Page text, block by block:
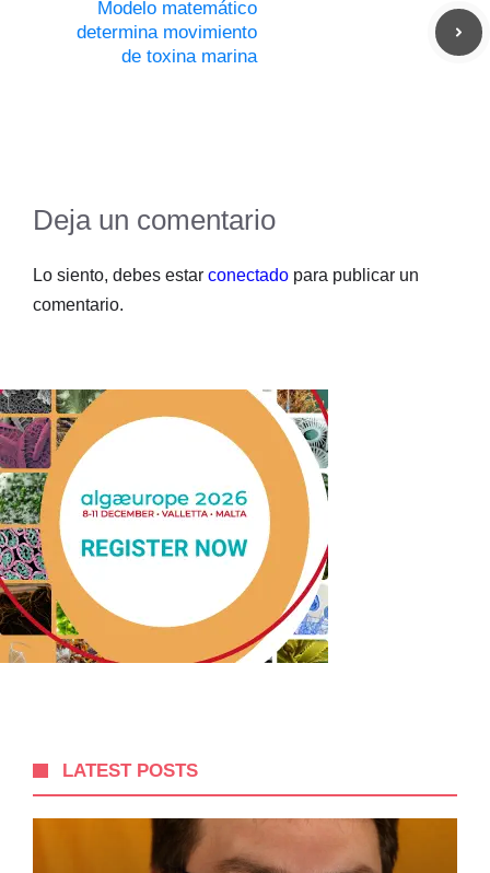
Modelo matemático
determina movimiento
de toxina marina
Deja un comentario
Lo siento, debes estar conectado para publicar un
comentario.
LATEST POSTS